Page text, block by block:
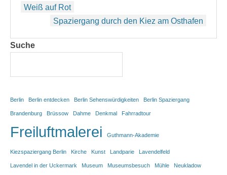
Beitragsnavigation
Weiß auf Rot
Spaziergang durch den Kiez am Osthafen
Suche
Berlin Berlin entdecken Berlin Sehenswürdigkeiten Berlin Spaziergang
Brandenburg Brüssow Dahme Denkmal Fahrradtour
Freiluftmalerei Guthmann-Akademie
Kiezspaziergang Berlin Kirche Kunst Landparie Lavendelfeld
Lavendel in der Uckermark Museum Museumsbesuch Mühle Neukladow